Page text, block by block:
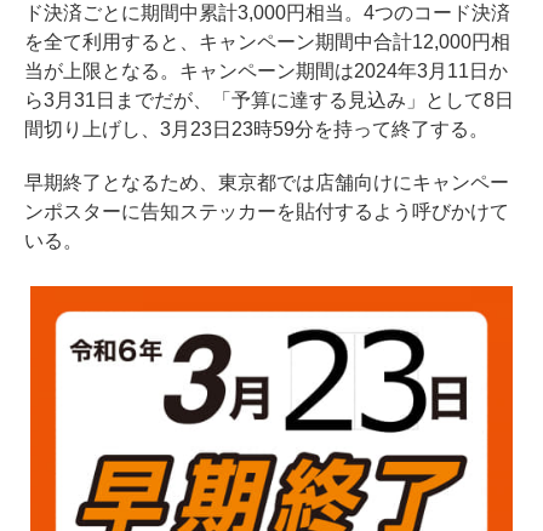
ド決済ごとに期間中累計3,000円相当。4つのコード決済
を全て利用すると、キャンペーン期間中合計12,000円相
当が上限となる。キャンペーン期間は2024年3月11日か
ら3月31日までだが、「予算に達する見込み」として8日
間切り上げし、3月23日23時59分を持って終了する。
早期終了となるため、東京都では店舗向けにキャンペー
ンポスターに告知ステッカーを貼付するよう呼びかけて
いる。